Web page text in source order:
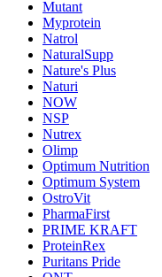
Mutant
Myprotein
Natrol
NaturalSupp
Nature's Plus
Naturi
NOW
NSP
Nutrex
Olimp
Optimum Nutrition
Optimum System
OstroVit
PharmaFirst
PRIME KRAFT
ProteinRex
Puritans Pride